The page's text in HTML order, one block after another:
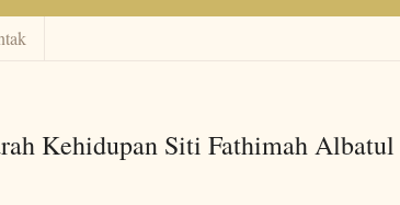
Kehidupan Siti Fathimah Albatul